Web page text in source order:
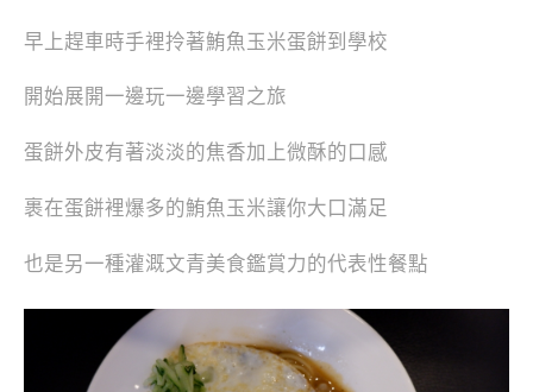
早上趕車時手裡拎著鮪魚玉米蛋餅到學校
開始展開一邊玩一邊學習之旅
蛋餅外皮有著淡淡的焦香加上微酥的口感
裹在蛋餅裡爆多的鮪魚玉米讓你大口滿足
也是另一種灌溉文青美食鑑賞力的代表性餐點